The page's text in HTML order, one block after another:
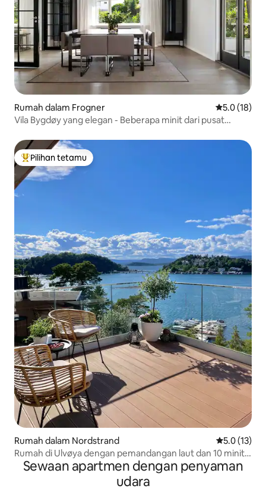
Rumah dalam Frogner Penarafan
5.0 (18)
Vila Bygdøy yang elegan - Beberapa minit dari pusat
Pilihan utama tetamu
Pilihan tetamu
Rumah dalam Nordstrand Penarafan
5.0 (13)
Rumah di Ulvøya dengan pemandangan laut dan 10 minit
ke pusat bandar
Sewaan apartmen dengan penyaman
udara